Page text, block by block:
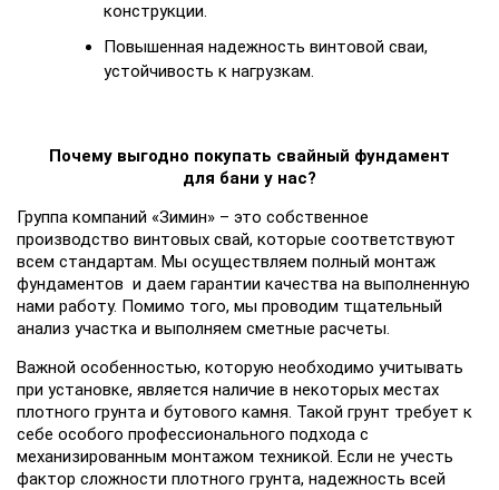
конструкции.
Повышенная надежность винтовой сваи,
устойчивость к нагрузкам.
Почему выгодно покупать cвайный фундамент
для бани у нас?
Группа компаний «Зимин» – это собственное
производство винтовых свай, которые соответствуют
всем стандартам. Мы осуществляем полный монтаж
фундаментов и даем гарантии качества на выполненную
нами работу. Помимо того, мы проводим тщательный
анализ участка и выполняем сметные расчеты.
Важной особенностью, которую необходимо учитывать
при установке, является наличие в некоторых местах
плотного грунта и бутового камня. Такой грунт требует к
себе особого профессионального подхода с
механизированным монтажом техникой. Если не учесть
фактор сложности плотного грунта, надежность всей